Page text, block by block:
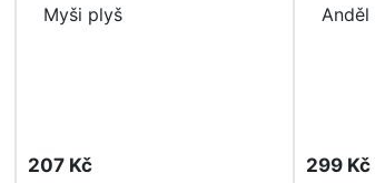
Myši plyš
207 Kč
Anděl
299 Kč